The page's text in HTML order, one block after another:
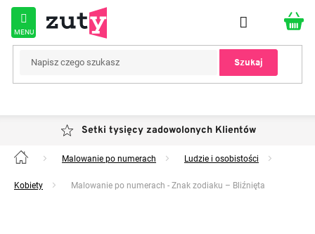
Przejść
treści
Szukaj
Setki tysięcy zadowolonych Klientów
Home Malowanie po numerach Ludzie i osobistości
Kobiety Malowanie po numerach - Znak zodiaku – Bliźnięta